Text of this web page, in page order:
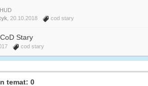
, 20.10.2018 cod stary
Stary
cod stary
temat: 0